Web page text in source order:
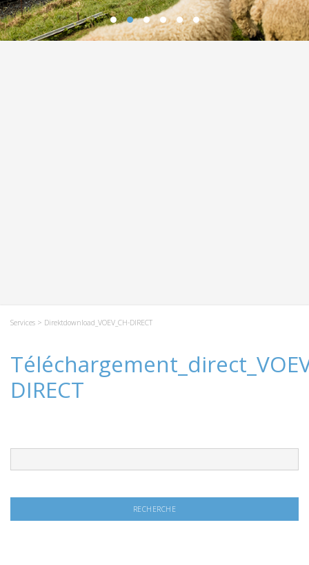
Services > Direktdownload_VOEV_CH-DIRECT
DIRECT